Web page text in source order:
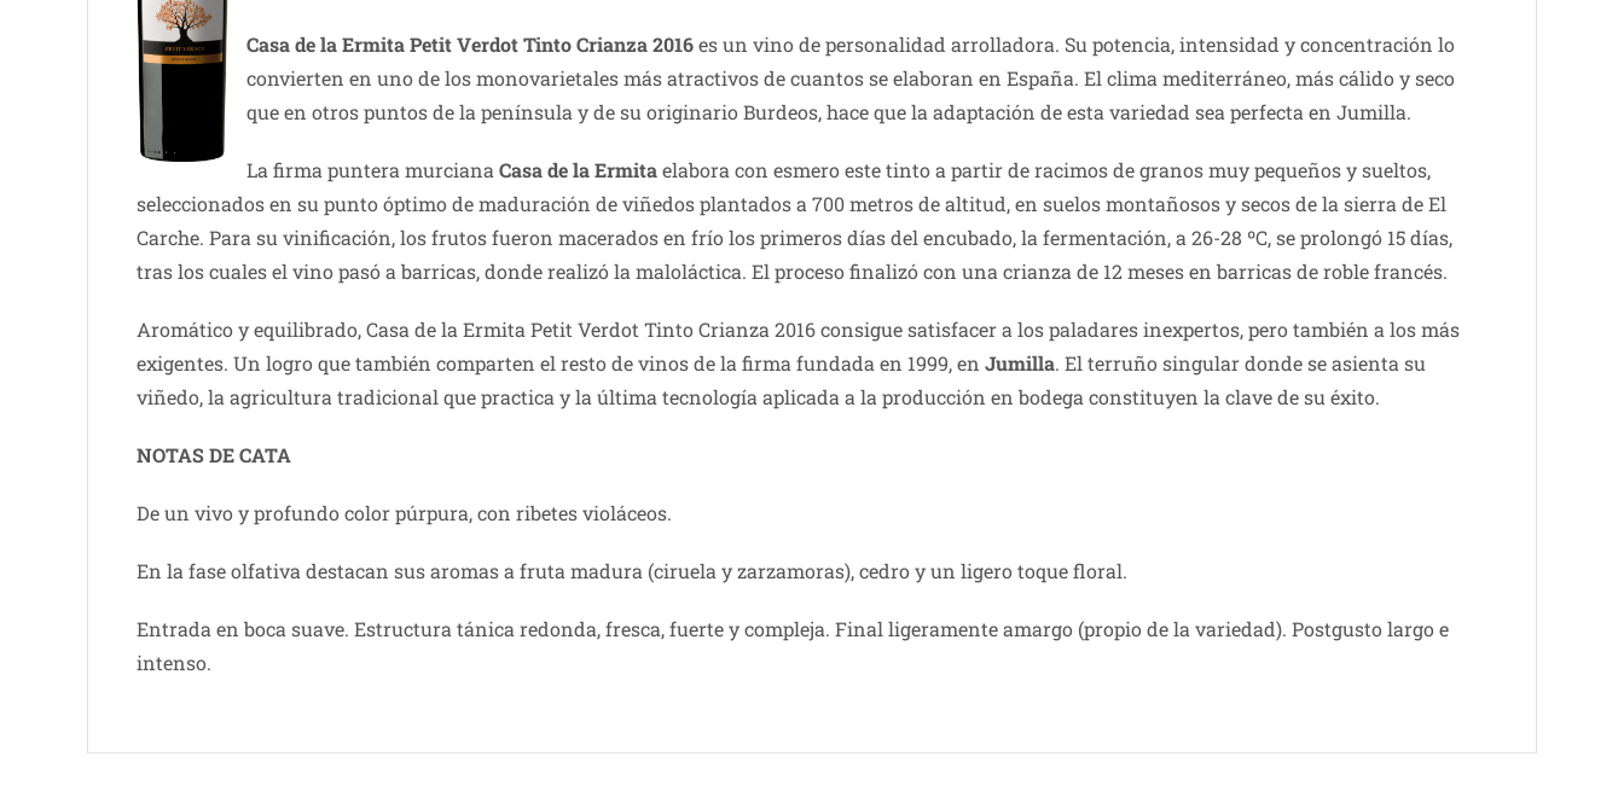
Casa de la Ermita Petit Verdot Tinto Crianza 2016es un vino de personalidad arrolladora. Su potencia, intensidad y concentración lo
convierten en uno de los monovarietales más atractivos de cuantos se elaboran en España. El clima mediterráneo, más cálido y seco
que en otros puntos de la península y de su originario Burdeos, hace que la adaptación de esta variedad sea perfecta en Jumilla.
La firma puntera murciana Casa de la Ermitaelabora con esmero este tinto a partir de racimos de granos muy pequeños y sueltos,
seleccionados en su punto óptimo de maduración de viñedos plantados a 700 metros de altitud, en suelos montañosos y secos de la sierra de El
Carche. Para su vinificación, los frutos fueron macerados en frío los primeros días del encubado, la fermentación, a 26-28 ºC, se prolongó 15 días,
tras los cuales el vino pasó a barricas, donde realizó la maloláctica. El proceso finalizó con una crianza de 12 meses en barricas de roble francés.
Aromático y equilibrado, Casa de la Ermita Petit Verdot Tinto Crianza 2016 consigue satisfacer a los paladares inexpertos, pero también a los más
exigentes. Un logro que también comparten el resto de vinos de la firma fundada en 1999, en Jumilla. El terruño singular donde se asienta su
viñedo, la agricultura tradicional que practica y la última tecnología aplicada a la producción en bodega constituyen la clave de su éxito.
NOTAS DE CATA
De un vivo y profundo color púrpura, con ribetes violáceos.
En la fase olfativa destacan sus aromas a fruta madura (ciruela y zarzamoras), cedro y un ligero toque floral.
Entrada en boca suave. Estructura tánica redonda, fresca, fuerte y compleja. Final ligeramente amargo (propio de la variedad). Postgusto largo e
intenso.